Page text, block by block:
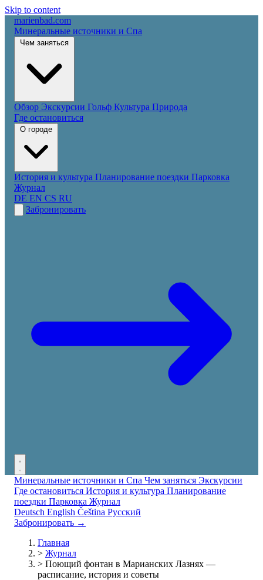
Skip to content
marienbad.com
Минеральные источники и Спа
Обзор Экскурсии Гольф Культура Природа
Где остановиться
История и культура Планирование поездки Парковка
Журнал
DE EN CS RU
Забронировать
Минеральные источники и Спа Чем заняться Экскурсии
Где остановиться История и культура Планирование
поездки Парковка Журнал
Deutsch English Čeština Русский
Забронировать →
Главная
> Журнал
> Поющий фонтан в Марианских Лазнях —
расписание, история и советы